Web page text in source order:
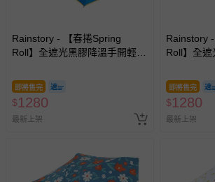
Rainstory - 【春捲Spring
Roll】全遮光黑膠降溫手開輕細
即將售完
$1280
最新上架
Rainstory
Roll】全遮
即將售完
$1280
最新上架